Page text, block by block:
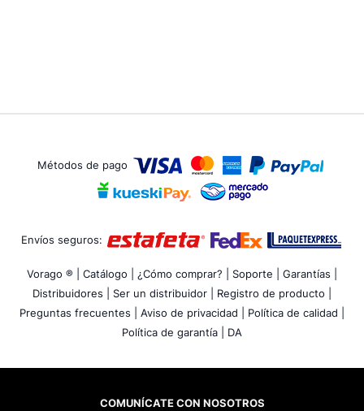
Métodos de pago
Envíos seguros:
Vorago ® | Catálogo | ¿Cómo comprar? | Soporte |
Garantías |
Distribuidores |
Ser un distribuidor |
Registro de producto |
Preguntas frecuentes |
Aviso de privacidad |
Política de calidad |
Política de garantía |
DA
COMUNÍCATE CON NOSOTROS